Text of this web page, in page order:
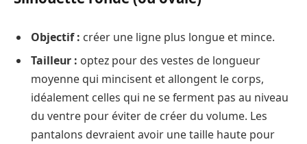
Objectif : créer une ligne plus longue et mince.
Tailleur : optez pour des vestes de longueur
moyenne qui mincisent et allongent le corps,
idéalement celles qui ne se ferment pas au niveau
du ventre pour éviter de créer du volume. Les
pantalons devraient avoir une taille haute pour